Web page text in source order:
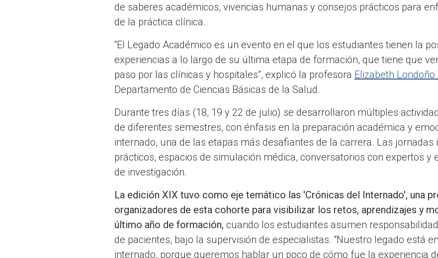
de saberes académicos, vivencias humanas y consejos prácticos para
de la práctica clínica.
“El Legado Académico es un evento en el que los estudiantes tienen la
experiencias a lo largo de su última etapa de formación, que tiene que
paso por las clínicas y hospitales”, explicó la profesora Elizabeth Londoño
Departamento de Ciencias Básicas de la Salud.
Durante tres días (18, 19 y 22 de julio) se desarrollaron múltiples
de diferentes semestres, con énfasis en la preparación académica y
internado, una de las etapas más desafiantes de la carrera. Las
prácticos, espacios de simulación médica, conversatorios con expertos y
de investigación.
La edición XIX tuvo como eje temático las 'Crónicas del Internado', una
organizadores de esta cohorte para visibilizar los retos, aprendizajes y
último año de formación, cuando los estudiantes asumen
de pacientes, bajo la supervisión de especialistas. “Nuestro legado está
internado, porque queremos hablar un poco de cómo fue la experiencia